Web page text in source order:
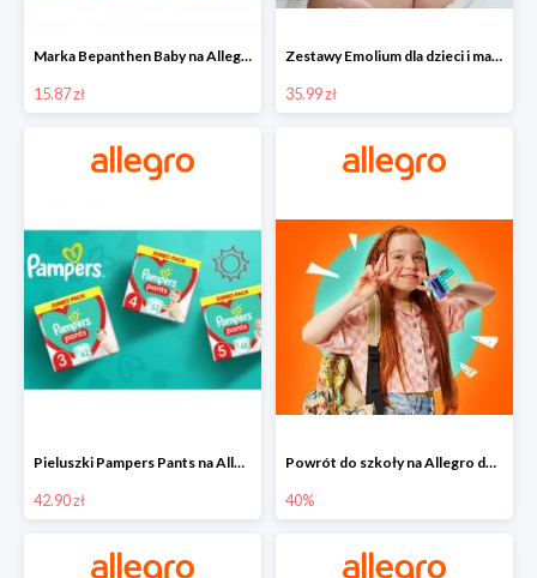
Marka Bepanthen Baby na Allegro od 15,87 zł!
15.87 zł
Zestawy Emolium dla dzieci i mam na Allegro od 35,99 zł
35.99 zł
Pieluszki Pampers Pants na Allegro od 42,90 zł
42.90 zł
Powrót do szkoły na Allegro do -40%
40%